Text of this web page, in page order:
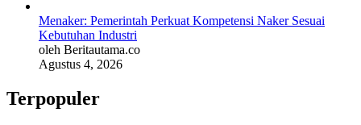
Menaker: Pemerintah Perkuat Kompetensi Naker Sesuai
Kebutuhan Industri
oleh Beritautama.co
Agustus 4, 2026
Terpopuler